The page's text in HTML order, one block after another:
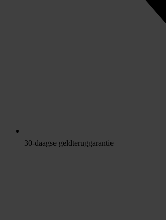
30-daagse geldteruggarantie